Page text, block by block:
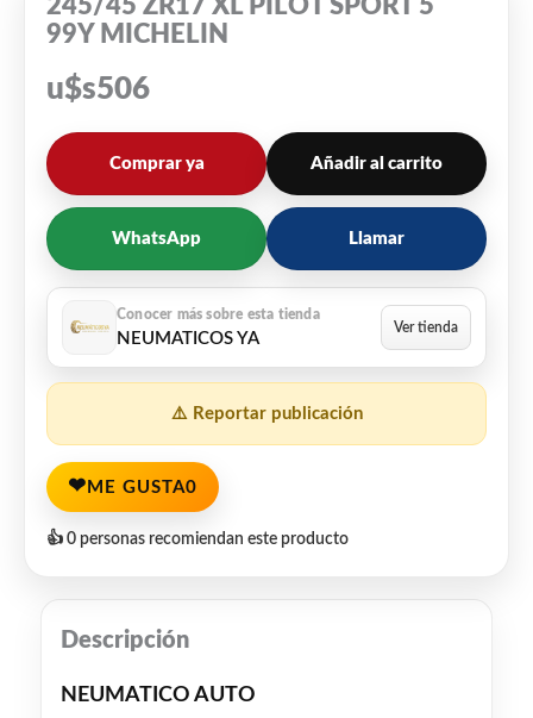
245/45 ZR17 XL PILOT SPORT 5
99Y MICHELIN
u$s506
Comprar ya Añadir al carrito
WhatsApp Llamar
NEUMATICOS YA
⚠️ Reportar publicación
❤ ME GUSTA0
👍 0 personas recomiendan este producto
Descripción
NEUMATICO AUTO